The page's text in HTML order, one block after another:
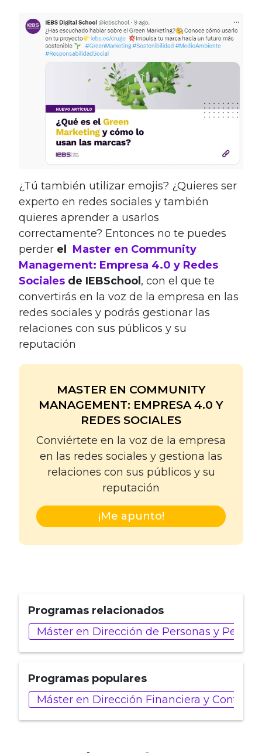
¿Tú también utilizar emojis? ¿Quieres ser
experto en redes sociales y también
quieres aprender a usarlos
correctamente? Entonces no te puedes
perder el Master en Community
Management: Empresa 4.0 y Redes
Sociales de IEBSchool , con el que te
convertirás en la voz de la empresa en las
redes sociales y podrás gestionar las
relaciones con sus públicos y su
reputación
MASTER EN COMMUNITY
MANAGEMENT: EMPRESA 4.0 Y
REDES SOCIALES
Conviértete en la voz de la empresa
en las redes sociales y gestiona las
relaciones con sus públicos y su
reputación
¡Me apunto!
Programas relacionados
Máster en Dirección de Personas y
Programas populares
Máster en Dirección Financiera y Control